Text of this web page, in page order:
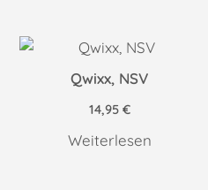
Qwixx, NSV
14,95 €
Weiterlesen